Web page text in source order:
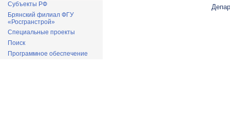
Субъекты РФ
Брянский филиал ФГУ
«Росгранстрой»
Специальные проекты
Поиск
Программное обеспечение